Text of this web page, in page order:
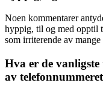
Noen kommentarer
hyppig, til og med opptil
som irriterende av
Hva er de
av